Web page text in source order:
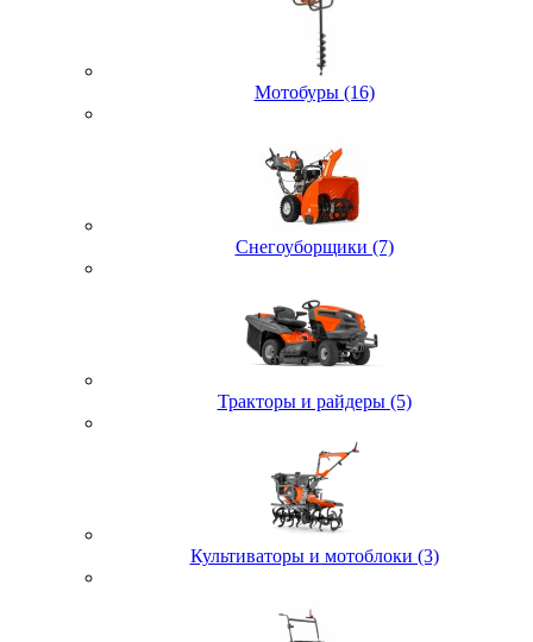
Мотобуры (16)
Снегоуборщики (7)
Тракторы и райдеры (5)
Культиваторы и мотоблоки (3)